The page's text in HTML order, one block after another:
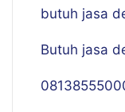
butuh jasa
Butuh jasa